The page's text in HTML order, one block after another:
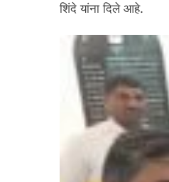
शिंदे यांना दिले आहे.